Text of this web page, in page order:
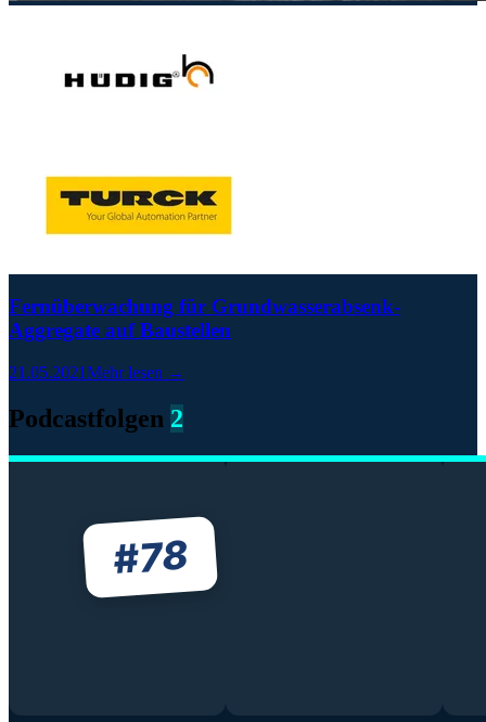
Fernüberwachung für Grundwasserabsenk-
Aggregate auf Baustellen
21.05.2021Mehr lesen →
Podcastfolgen 2
#78